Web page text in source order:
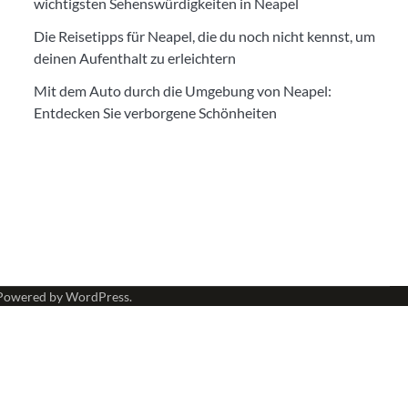
Die Reisetipps für Neapel, die du noch nicht kennst, um
deinen Aufenthalt zu erleichtern
Mit dem Auto durch die Umgebung von Neapel:
Entdecken Sie verborgene Schönheiten
byWordPress.